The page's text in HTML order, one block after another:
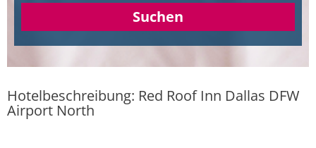
Suchen
Hotelbeschreibung: Red Roof Inn Dallas DFW
Airport North